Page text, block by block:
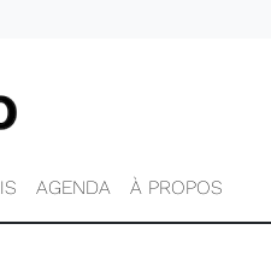
AGENDA À PROPOS